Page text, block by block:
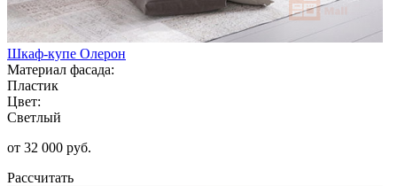
Шкаф-купе Олерон
Материал фасада:
Пластик
Цвет:
Светлый
от 32 000 руб.
Рассчитать